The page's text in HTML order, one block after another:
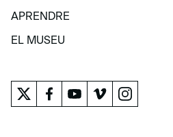
COL·LECCIÓ
APRENDRE
APRENDRE
EL MUSEU